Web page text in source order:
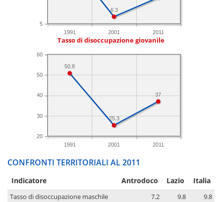
1991 2001 2011
5
6.3
Tasso di disoccupazione giovanile
1991 2001 2011
20
30
40
50
60
37
25.3
50.8
CONFRONTI TERRITORIALI AL 2011
Indicatore Antrodoco Lazio Italia
Tasso di disoccupazione maschile 7.2 9.8
9.8